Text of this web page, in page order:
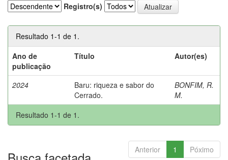
Registro(s)
Resultado 1-1 de 1.
Ano de
publicação
Título Autor(es)
2024
Baru: riqueza e sabor do
Cerrado.
BONFIM, R.
M.
Resultado 1-1 de 1.
Anterior 1 Póximo